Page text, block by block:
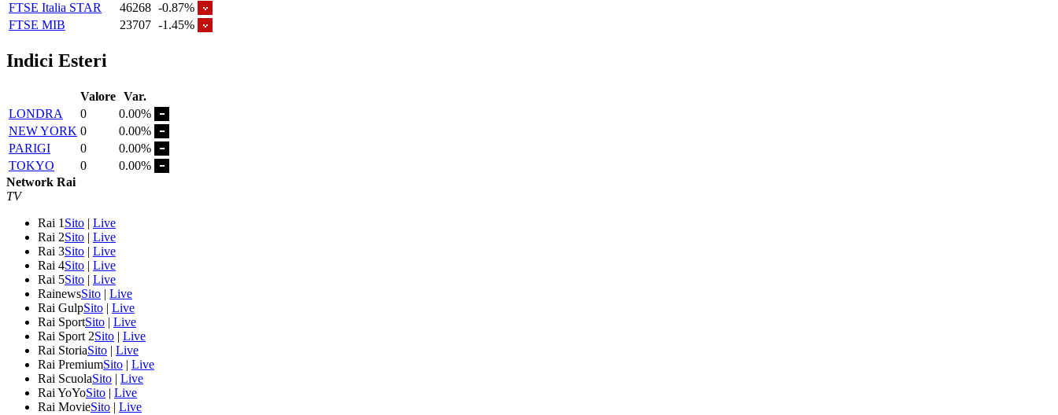
FTSE Italia STAR
46268 -0.87%
FTSE MIB
23707 -1.45%
Indici Esteri
Valore Var.
LONDRA
0
0.00%
NEW YORK 0
0.00%
PARIGI
0
0.00%
TOKYO
0
0.00%
Network Rai
TV
Rai 1 Sito | Live
Rai 2Sito | Live
Rai 3Sito | Live
Rai 4Sito | Live
Rai 5Sito | Live
RainewsSito | Live
Rai GulpSito | Live
Rai SportSito | Live
Rai Sport 2Sito | Live
Rai StoriaSito | Live
Rai PremiumSito | Live
Rai ScuolaSito | Live
Rai YoYoSito | Live
Rai MovieSito | Live